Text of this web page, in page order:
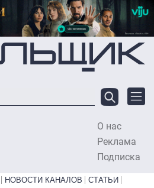
О нас
Реклама
Подписка
НОВОСТИ КАНАЛОВ
СТАТЬИ